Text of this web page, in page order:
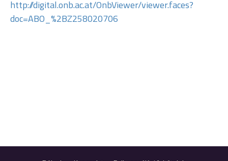
http://digital.onb.ac.at/OnbViewer/viewer.faces?
doc=ABO_%2BZ258020706